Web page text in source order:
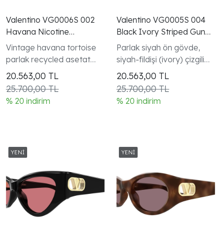
Valentino VG0006S 002
Havana Nicotine
Geometric VLogo Gunes
Gozlugu
Vintage havana tortoise
parlak recycled asetat
geometrik tam kenarlı
çerçeve V Logo
koleksiyonu
20.563,00 TL
25.700,00 TL
% 20 indirim
Valentino VG0005S 004
Black Ivory Striped Gunes
Gozlugu
Parlak siyah ön gövde,
siyah-fildişi (ivory) çizgili
kalın asetat saplar ve altın
VLogo Signature detay
20.563,00 TL
25.700,00 TL
% 20 indirim